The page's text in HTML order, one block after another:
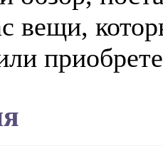
вещи,